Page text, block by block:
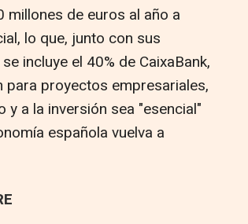
de euros al año a
lo que, junto con sus
incluye el 40% de CaixaBank,
para proyectos empresariales,
a la inversión sea "esencial"
española vuelva a